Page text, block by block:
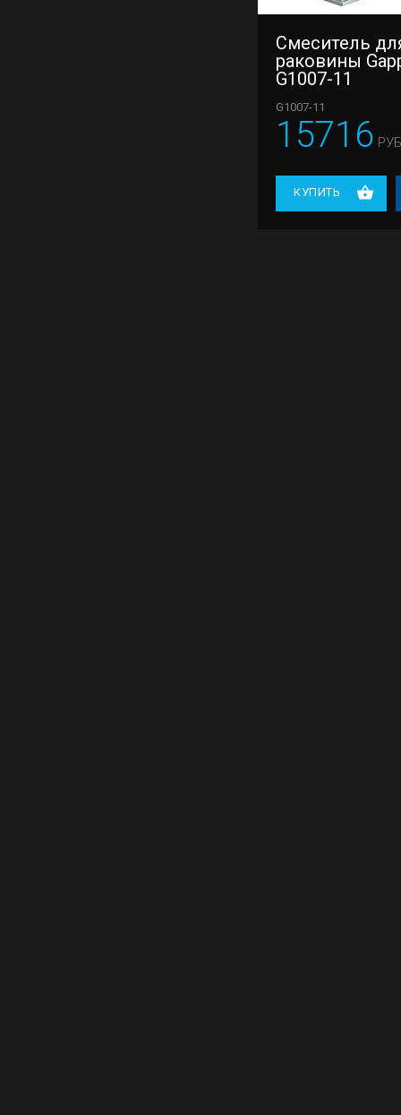
Смеситель
раковины
G1007-11
G1007-11
15716
КУПИТЬ